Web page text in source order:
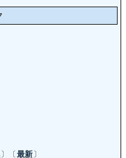
〕〔 最新 〕